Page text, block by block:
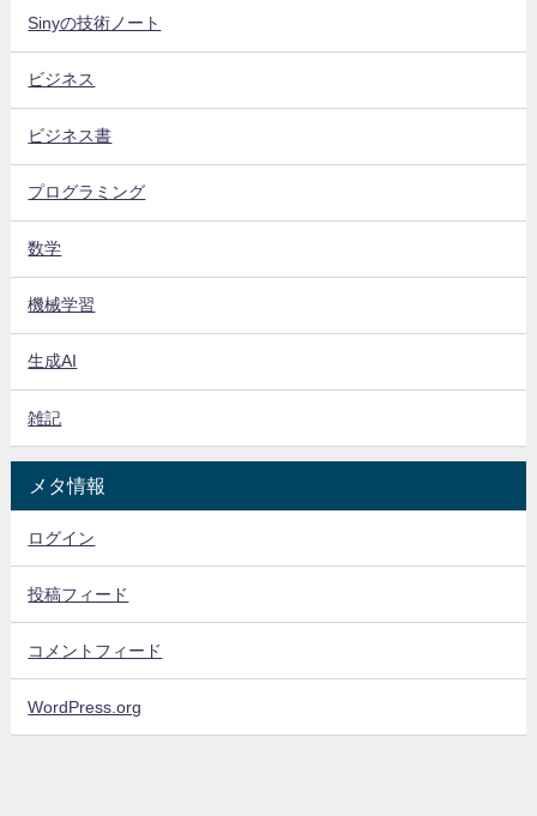
Sinyの技術ノート
ビジネス
ビジネス書
プログラミング
数学
機械学習
生成AI
雑記
メタ情報
ログイン
投稿フィード
コメントフィード
WordPress.org